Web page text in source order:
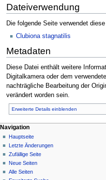
Dateiverwendung
Die folgende Seite verwendet
Clubiona stagnatilis
Metadaten
Diese Datei enthält weitere
Digitalkamera oder dem
nachträgliche Bearbeitung der
verändert worden sein.
Erweiterte Details einblenden
Navigation
Hauptseite
Letzte Änderungen
Zufällige Seite
Neue Seiten
Alle Seiten